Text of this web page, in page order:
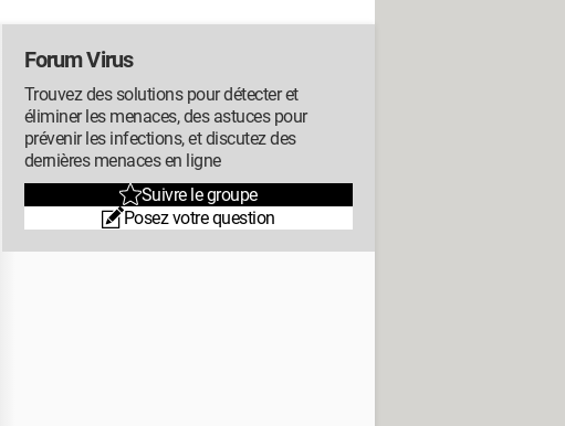
Forum Virus
Trouvez des solutions pour détecter et
éliminer les menaces, des astuces pour
prévenir les infections, et discutez des
dernières menaces en ligne
Suivre le groupe
Posez votre question